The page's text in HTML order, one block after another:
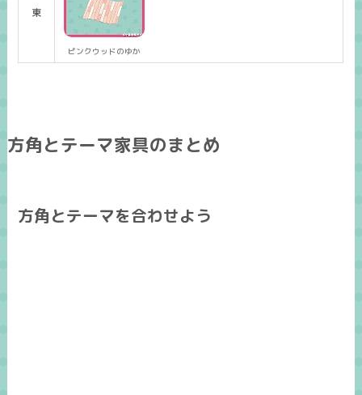
東
ピンクウッドのゆか
方角とテーマ家具のまとめ
方角とテーマを合わせよう